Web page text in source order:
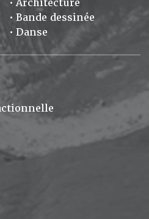
Architecture
Bande dessinée
Danse